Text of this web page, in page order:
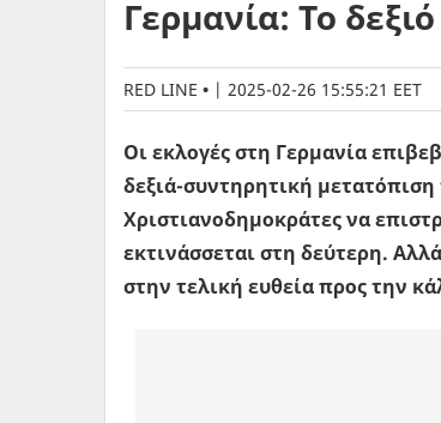
Γερμανία: Το
RED LINE | 2025-02-26 15:55:21 EET
Οι εκλογές στη Γερμανία
δεξιά-συντηρητική
Χριστιανοδημοκράτες να
εκτινάσσεται στη δεύτερη.
στην τελική ευθεία προς την